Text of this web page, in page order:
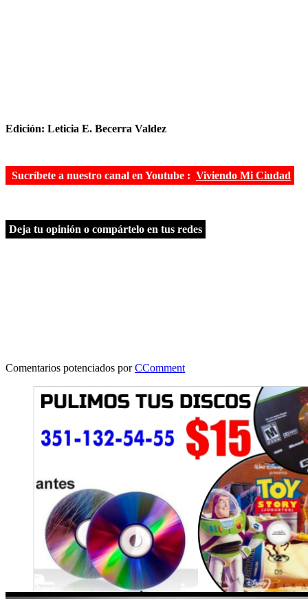
Edición: Leticia E. Becerra Valdez
Sucríbete a nuestro canal en Youtube : Viviendo Mi Ciudad
Deja tu opinión o compártelo en tus redes
Comentarios potenciados porCComment